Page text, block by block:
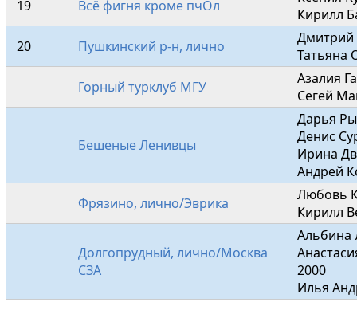
19
Всё фигня кроме пчОл
Кирилл
20
Пушкинский р-н, лично
Дмитрий
Татьяна
Горный турклуб МГУ
Азалия
Сегей
Бешеные Ленивцы
Дарья
Денис
Ирина
Андрей
Фрязино, лично/Эврика
Любовь
Кирилл
Долгопрудный, лично/Москва
СЗА
Альбина
2000
Илья